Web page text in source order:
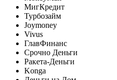
МигКредит
Турбозайм
Joymoney
Vivus
ГлавФинанс
Срочно Деньги
Ракета-Деньги
Konga